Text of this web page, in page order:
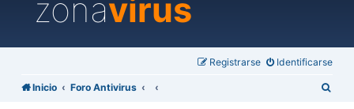
zonavirus
Identificarse
Registrarse
Inicio Foro Antivirus